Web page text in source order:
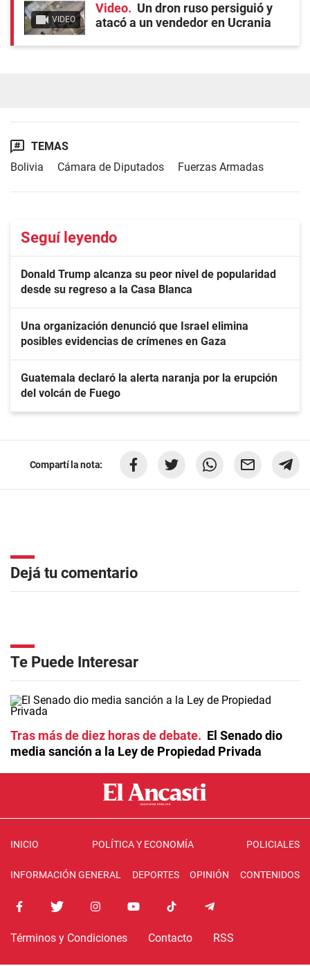
VIDEO
Video
Un dron ruso persiguió y
atacó a un vendedor en Ucrania
TEMAS
Bolivia
Cámara de Diputados Fuerzas Armadas
Seguí leyendo
Donald Trump alcanza su peor nivel de popularidad
desde su regreso a la Casa Blanca
Una organización denunció que Israel elimina
posibles evidencias de crímenes en Gaza
Guatemala declaró la alerta naranja por la erupción
del volcán de Fuego
Compartí la nota:
Dejá tu comentario
Te Puede Interesar
Tras más de diez horas de debate
El Senado dio
media sanción a la Ley de Propiedad Privada
INICIO POLÍTICA Y ECONOMÍA POLICIALES
INFORMACIÓN GENERAL DEPORTES OPINIÓN CONTENIDOS
Términos y Condiciones Contacto RSS